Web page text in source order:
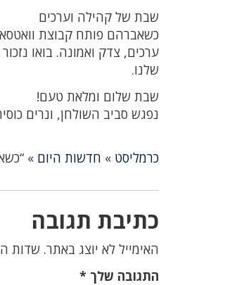
שבת של קהילה וערכים
כשאברהם פותח קבוצת
ערכים, צדק ואמונה. בואו
שלנו.
שבת שלום ומלאת טעם!
נפגש סביב השולחן, ונרים
כרמליסט » חדשות היום »
כתיבת תגובה
האימייל לא יוצג באתר. שדות
התגובה שלך*